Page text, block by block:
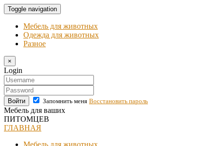
Toggle navigation
Мебель для животных
Одежда для животных
Разное
×
Login
Войти Запомнить меня Восстановить пароль
Мебель для ваших
ПИТОМЦЕВ
ГЛАВНАЯ
Мебель для животных